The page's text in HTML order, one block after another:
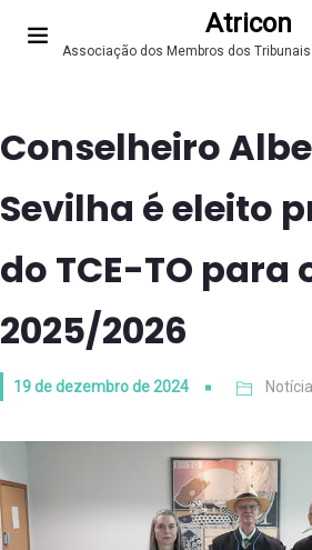
Atricon
Associação dos Membros dos Tribunais
Conselheiro
Sevilha é eleito
do TCE-TO para
2025/2026
19 de dezembro de 2024